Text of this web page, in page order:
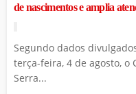
de nascimentos e amplia
Segundo dados
terça-feira, 4 de agosto, o
Serra...